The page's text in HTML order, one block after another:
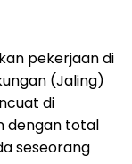
pekerjaan di
(Jaling)
di
dengan total
seseorang